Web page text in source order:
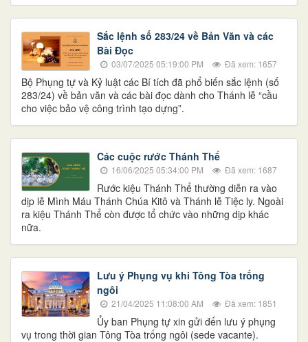
Sắc lệnh số 283/24 về Bản Văn và các
Bài Đọc
03/07/2025 05:19:00 PM Đã xem: 1657
Bộ Phụng tự và Kỷ luật các Bí tích đã phổ biến sắc lệnh (số
283/24) về bản văn và các bài đọc dành cho Thánh lễ “cầu
cho việc bảo vệ công trình tạo dựng”.
Các cuộc rước Thánh Thể
16/06/2025 05:34:00 PM Đã xem: 1687
Rước kiệu Thánh Thể thường diễn ra vào
dịp lễ Mình Máu Thánh Chúa Kitô và Thánh lễ Tiệc ly. Ngoài
ra kiệu Thánh Thể còn được tổ chức vào những dịp khác
nữa.
Lưu ý Phụng vụ khi Tông Tòa trống
ngôi
21/04/2025 11:08:00 AM Đã xem: 1851
Ủy ban Phụng tự xin gửi đến lưu ý phụng
vụ trong thời gian Tông Tòa trống ngôi (sede vacante).